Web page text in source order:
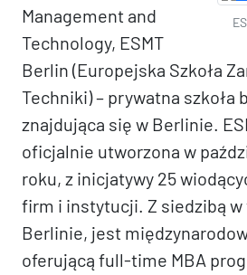
Management and
Technology, ESMT
Berlin (Europejska Szkoła
Techniki) – prywatna szkoła
znajdująca się w Berlinie.
oficjalnie utworzona w
roku, z inicjatywy 25
firm i instytucji. Z siedzibą
Berlinie, jest
oferującą full-time MBA